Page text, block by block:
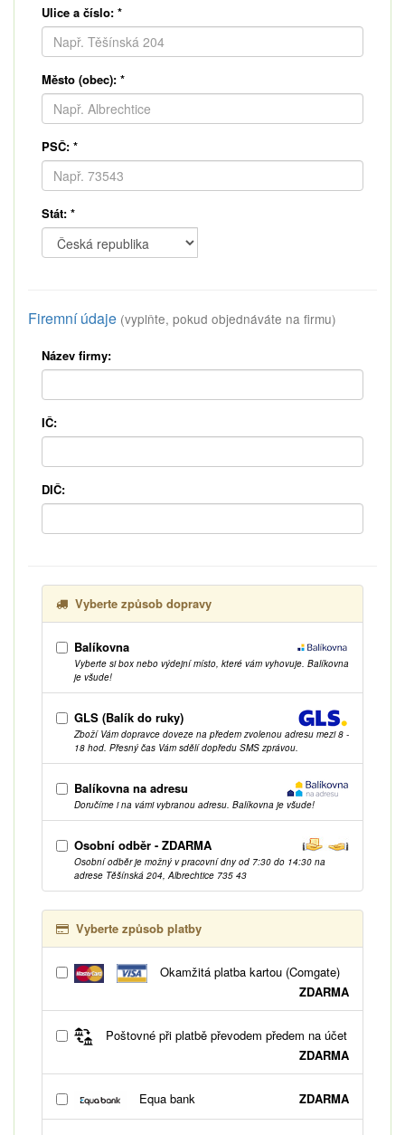
Ulice a číslo: *
Město (obec): *
PSČ: *
Stát: *
Firemní údaje (vyplňte, pokud objednáváte na firmu)
Název firmy:
IČ:
DIČ:
Vyberte způsob dopravy
Balíkovna
Vyberte si box nebo výdejní místo, které vám vyhovuje. Balíkovna
je všude!
GLS (Balík do ruky)
Zboží Vám dopravce doveze na předem zvolenou adresu mezi 8 -
18 hod. Přesný čas Vám sdělí dopředu SMS zprávou.
Balíkovna na adresu
Doručíme i na vámi vybranou adresu. Balíkovna je všude!
Osobní odběr - ZDARMA
Osobní odběr je možný v pracovní dny od 7:30 do 14:30 na
adrese Těšínská 204, Albrechtice 735 43
Vyberte způsob platby
Okamžitá platba kartou (Comgate)
ZDARMA
Poštovné při platbě převodem předem na účet
ZDARMA
Equa bank ZDARMA